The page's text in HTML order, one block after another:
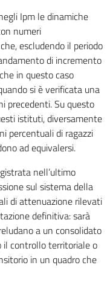
Ipm le dinamiche
numeri
escludendo il periodo
di incremento
in questo caso
si è verificata una
precedenti. Su questo
istituti, diversamente
percentuali di ragazzi
ad equivalersi.
nell’ultimo
sul sistema della
di attenuazione rilevati
definitiva: sarà
a un consolidato
il controllo territoriale o
in un quadro che